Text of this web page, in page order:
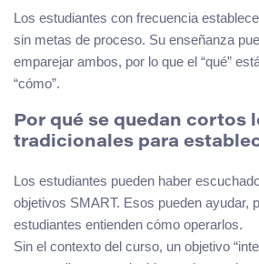
Los estudiantes con frecuencia
sin metas de proceso. Su enseñanza
emparejar ambos, por lo que el “qué”
“cómo”.
Por qué se quedan cortos
tradicionales para
Los estudiantes pueden haber
objetivos SMART. Esos pueden ayudar,
estudiantes entienden cómo operarlos.
Sin el contexto del curso, un objetivo